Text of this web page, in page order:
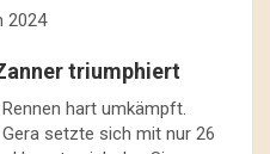
triumphiert
hart umkämpft.
setzte sich mit nur 26